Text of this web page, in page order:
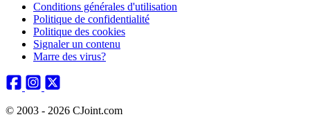
Conditions générales d'utilisation
Politique de confidentialité
Politique des cookies
Signaler un contenu
Marre des virus?
© 2003 - 2026 CJoint.com